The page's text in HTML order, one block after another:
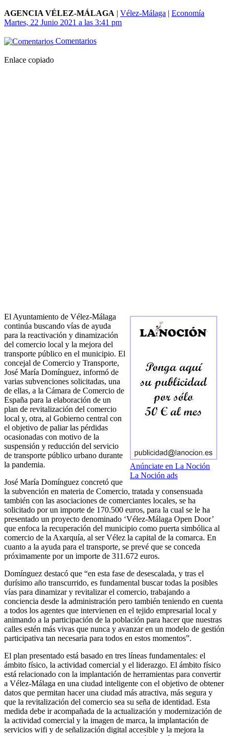
AGENCIA VÉLEZ-MÁLAGA | Vélez-Málaga | Economía
Martes, 22 Junio 2021 a las 3:41 pm
Comentarios
Enlace copiado
Anúnciate en La Noción
La Noción ads
El Ayuntamiento de Vélez-Málaga
continúa buscando vías de ayuda
para la reactivación y dinamización
del comercio local y la mejora del
transporte público en el municipio. El
concejal de Comercio y Transporte,
José María Domínguez, informó de
varias subvenciones solicitadas, una
de ellas, a la Cámara de Comercio de
España para la elaboración de un
plan de revitalización del comercio
local y, otra, al Gobierno central con
el objetivo de paliar las pérdidas
ocasionadas con motivo de la
suspensión y reducción del servicio
de transporte público urbano durante
la pandemia.
José María Domínguez concretó que
la subvención en materia de Comercio, tratada y consensuada
también con las asociaciones de comerciantes locales, se ha
solicitado por un importe de 170.500 euros, para la cual se le ha
presentado un proyecto denominado ‘Vélez-Málaga Open Door’
que enfoca la recuperación del municipio como puerta simbólica al
comercio de la Axarquía, al ser Vélez la capital de la comarca. En
cuanto a la ayuda para el transporte, se prevé que se conceda
próximamente por un importe de 311.672 euros.
Domínguez destacó que “en esta fase de desescalada, y tras el
durísimo año transcurrido, es fundamental buscar todas la posibles
vías para dinamizar y revitalizar el comercio, trabajando a
conciencia desde la administración pero también teniendo en cuenta
a todos los agentes que intervienen en el tejido empresarial local y
animando a la participación de la población para hacer que nuestras
calles estén más vivas que nunca y avanzar en un modelo de gestión
participativa tan necesaria para todos en estos momentos”.
El plan presentado está basado en tres líneas fundamentales: el
ámbito físico, la actividad comercial y el liderazgo. El ámbito físico
está relacionado con la implantación de herramientas para convertir
a Vélez-Málaga en una ciudad inteligente con el objetivo de obtener
datos que permitan hacer una ciudad más atractiva, más segura y
que la revitalización del comercio sea su seña de identidad. Esta
medida debe ir acompañada de la actualización y modernización de
la actividad comercial y la imagen de marca, la implantación de
servicios wifi y de señalización digital accesible y la mejora la